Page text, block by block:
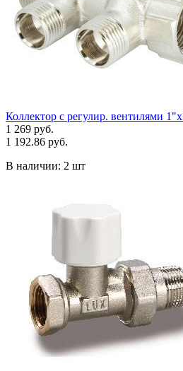
Коллектор с регулир. вентилями
1 269 руб.
1 192.86 руб.
В наличии: 2 шт